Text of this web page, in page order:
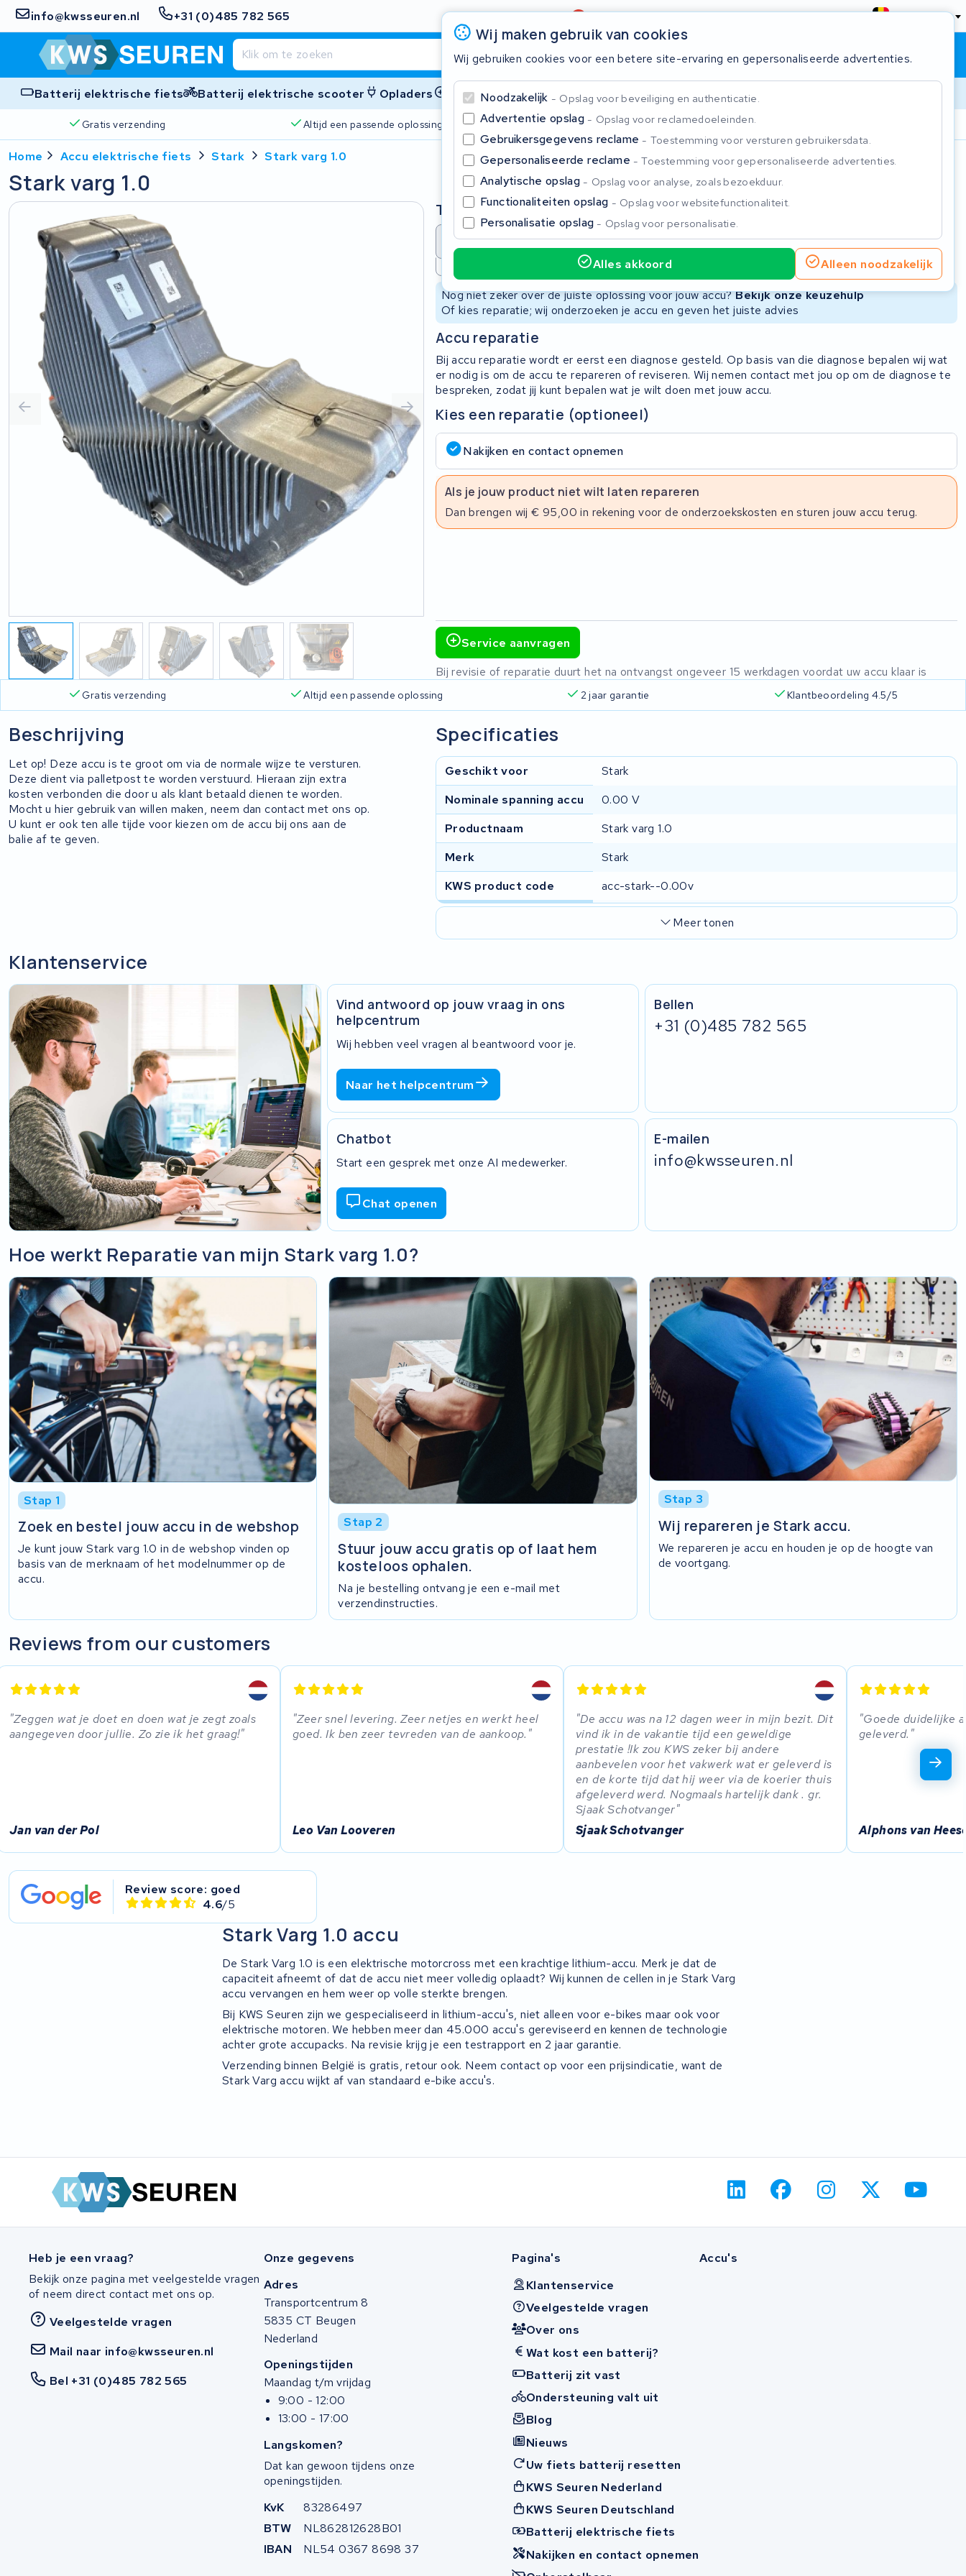
info@kwsseuren.nl +31 (0)485 782 565 Beoordeling4,6/5 België
Winkelwagen Inloggen
Batterij elektrische fiets Batterij elektrische scooter Opladers Accessoires
Gratis verzending Altijd een passende oplossing 2 jaar garantie
Wij maken gebruik van cookies
Wij gebruiken cookies voor een betere site-ervaring en gepersonaliseerde advertenties.
Noodzakelijk Opslag voor beveiliging en authenticatie.
Advertentie opslag Opslag voor reclamedoeleinden.
Gebruikersgegevens reclame Toestemming voor versturen gebruikersdata.
Gepersonaliseerde reclame Toestemming voor gepersonaliseerde advertenties.
Analytische opslag Opslag voor analyse, zoals bezoekduur.
Functionaliteiten opslag Opslag voor websitefunctionaliteit.
Personalisatie opslag Opslag voor personalisatie.
Alles akkoord Alleen noodzakelijk
Home Accu elektrische fiets Stark Stark varg 1.0
Stark varg 1.0
Type
Accu revisie Accu reparatie Nieuwe Accu Refurbished Accu
Niet beschikbaar
Nog niet zeker over de juiste oplossing voor jouw accu?Bekijk onze keuzehulp
Of kies reparatie; wij onderzoeken je accu en geven het juiste advies
Accu reparatie
Bij accu reparatie wordt er eerst een diagnose gesteld. Op basis van die diagnose bepalen wij wat
er nodig is om de accu te repareren of reviseren. Wij nemen contact met jou op om de diagnose te
bespreken, zodat jij kunt bepalen wat je wilt doen met jouw accu.
Kies een reparatie (optioneel)
Nakijken en contact opnemen
Als je jouw product niet wilt laten repareren
Dan brengen wij € 95,00 in rekening voor de onderzoekskosten en sturen jouw accu terug.
Service aanvragen
Bij revisie of reparatie duurt het na ontvangst ongeveer 15 werkdagen voordat uw accu klaar is
Gratis verzending Altijd een passende oplossing 2 jaar garantie Klantbeoordeling 4.5/5
Beschrijving
Let op! Deze accu is te groot om via de normale wijze te versturen.
Deze dient via palletpost te worden verstuurd. Hieraan zijn extra
kosten verbonden die door u als klant betaald dienen te worden.
Mocht u hier gebruik van willen maken, neem dan contact met ons op.
U kunt er ook ten alle tijde voor kiezen om de accu bij ons aan de
balie af te geven.
Specificaties
Geschikt voor
Stark
Nominale spanning accu
0.00 V
Productnaam
Stark varg 1.0
Merk
Stark
KWS product code
acc-stark--0.00v
Meer tonen
Klantenservice
Vind antwoord op jouw vraag in ons
helpcentrum
Wij hebben veel vragen al beantwoord voor je.
Naar het helpcentrum
Bellen
+31 (0)485 782 565
E-mailen
info@kwsseuren.nl
Chatbot
Start een gesprek met onze AI medewerker.
Chat openen
Hoe werkt Reparatie van mijn Stark varg 1.0?
Stap 1
Zoek en bestel jouw accu in de webshop
Je kunt jouw Stark varg 1.0 in de webshop vinden op
basis van de merknaam of het modelnummer op de
accu.
Stap 2
Stuur jouw accu gratis op of laat hem
kosteloos ophalen.
Na je bestelling ontvang je een e-mail met
verzendinstructies.
Stap 3
Wij repareren je Stark accu.
We repareren je accu en houden je op de hoogte van
de voortgang.
Reviews from our customers
Zeggen wat je doet en doen wat je zegt zoals
aangegeven door jullie. Zo zie ik het graag!
Jan van der Pol
Zeer snel levering. Zeer netjes en werkt heel
goed. Ik ben zeer tevreden van de aankoop.
Leo Van Looveren
De accu was na 12 dagen weer in mijn bezit. Dit
vind ik in de vakantie tijd een geweldige
prestatie !Ik zou KWS zeker bij andere
aanbevelen voor het vakwerk wat er geleverd is
en de korte tijd dat hij weer via de koerier thuis
afgeleverd werd. Nogmaals hartelijk dank . gr.
Sjaak Schotvanger
Sjaak Schotvanger
Goede duidelijke
geleverd.
Alphons van
Review score: goed
4.6/5
Stark Varg 1.0 accu
De Stark Varg 1.0 is een elektrische motorcross met een krachtige lithium-accu. Merk je dat de
capaciteit afneemt of dat de accu niet meer volledig oplaadt? Wij kunnen de cellen in je Stark Varg
accu vervangen en hem weer op volle sterkte brengen.
Bij KWS Seuren zijn we gespecialiseerd in lithium-accu's, niet alleen voor e-bikes maar ook voor
elektrische motoren. We hebben meer dan 45.000 accu's gereviseerd en kennen de technologie
achter grote accupacks. Na revisie krijg je een testrapport en 2 jaar garantie.
Verzending binnen België is gratis, retour ook. Neem contact op voor een prijsindicatie, want de
Stark Varg accu wijkt af van standaard e-bike accu's.
Heb je een vraag?
Bekijk onze pagina met veelgestelde vragen
of neem direct contact met ons op.
Veelgestelde vragen
Mail naar info@kwsseuren.nl
Bel +31 (0)485 782 565
Onze gegevens
Adres
Transportcentrum 8
5835 CT Beugen
Nederland
Openingstijden
Maandag t/m vrijdag
9:00 - 12:00
13:00 - 17:00
Langskomen?
Dat kan gewoon tijdens onze
openingstijden.
KvK
83286497
BTW
NL862812628B01
IBAN
NL54 0367 8698 37
Pagina's
Klantenservice
Veelgestelde vragen
Over ons
Wat kost een batterij?
Batterij zit vast
Ondersteuning valt uit
Blog
Nieuws
Uw fiets batterij resetten
KWS Seuren Nederland
KWS Seuren Deutschland
Batterij elektrische fiets
Nakijken en contact opnemen
Accu's
Sluiten
Begin te typen in de zoekbalk om te zoeken